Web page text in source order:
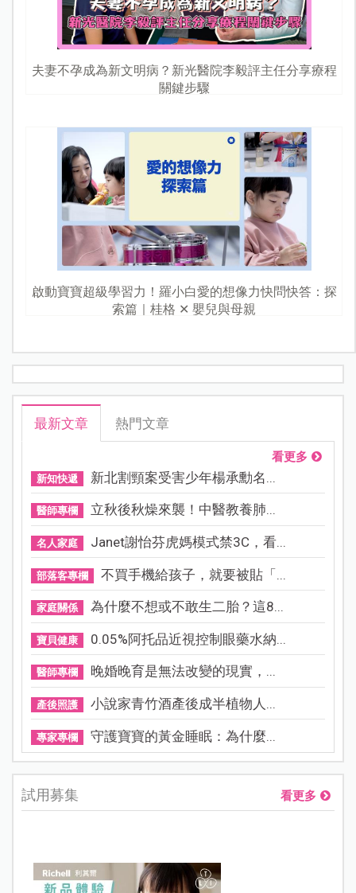
夫妻不孕成為新文明病？新光醫院李毅評主任分享療程
關鍵步驟
啟動寶寶超級學習力！羅小白愛的想像力快問快答：探
索篇｜桂格 ✕ 嬰兒與母親
最新文章 熱門文章
看更多
新知快遞 新北割頸案受害少年楊承勳名...
醫師專欄 立秋後秋燥來襲！中醫教養肺...
名人家庭 Janet謝怡芬虎媽模式禁3C，看...
部落客專欄 不買手機給孩子，就要被貼「...
家庭關係 為什麼不想或不敢生二胎？這8...
寶貝健康 0.05%阿托品近視控制眼藥水納...
醫師專欄 晚婚晚育是無法改變的現實，...
產後照護 小說家青竹酒產後成半植物人...
專家專欄 守護寶寶的黃金睡眠：為什麼...
試用募集 看更多